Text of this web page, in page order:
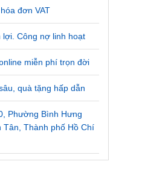
đơn VAT
lợi. Công nợ linh hoạt
miễn phí trọn đời
quà tặng hấp dẫn
Phường Bình Hưng
Tân, Thành phố Hồ Chí